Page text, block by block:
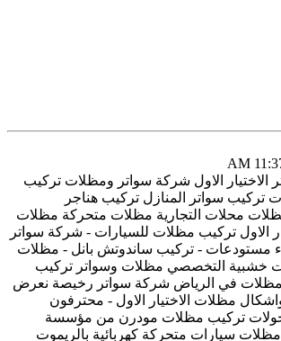
الاختيار الاول شركة سواتر ومظلات تركيب
تركيب سواتر المنازل تركيب هناجر
محلات التجارية مظلات متحركة مظلات
الاول تركيب مظلات للسيارات - شركة سواتر
مستودعات - تركيب ساندوتش بانل - مظلات
خشبية التخصصي مظلات وسواتر تركيب
في الرياض شركة سواتر رخيصة نعرض
مظلات الاختيار الاول - محترفون
تركيب مظلات مودرن من مؤسسة
مظلات سيارات متحركة كهربائية بالريموت